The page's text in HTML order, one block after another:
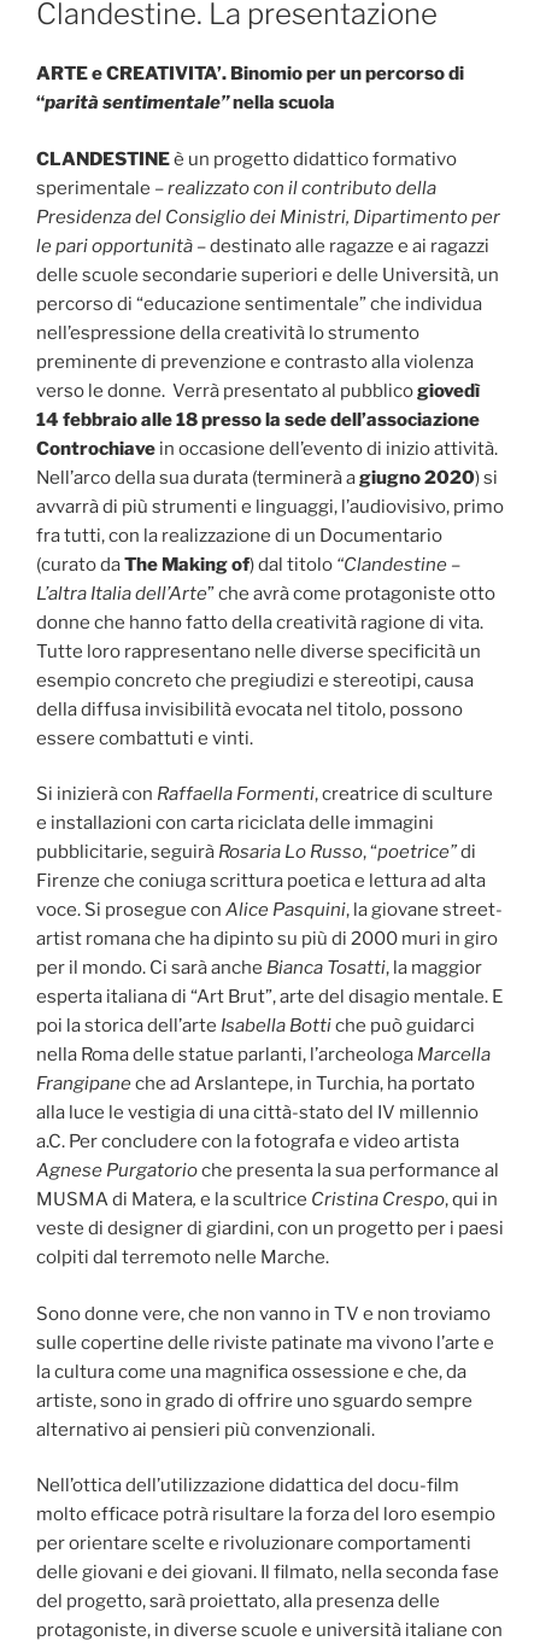
Clandestine. La presentazione
ARTE e CREATIVITA’. Binomio per un percorso di
“parità sentimentale”nella scuola
CLANDESTINEè un progetto didattico formativo
sperimentale –realizzato con il contributo della
Presidenza del Consiglio dei Ministri, Dipartimento per
le pari opportunità –destinato alle ragazze e ai ragazzi
delle scuole secondarie superiori e delle Università, un
percorso di “educazione sentimentale” che individua
nell’espressione della creatività lo strumento
preminente di prevenzione e contrasto alla violenza
verso le donne. Verrà presentato al pubblicogiovedì
14 febbraio alle 18 presso la sede dell’associazione
Controchiave in occasione dell’evento di inizio attività.
Nell’arco della sua durata (terminerà agiugno 2020) si
avvarrà di più strumenti e linguaggi, l’audiovisivo, primo
fra tutti, con la realizzazione di un Documentario
(curato daThe Making of) dal titolo “Clandestine –
L’altra Italia dell’Arte” che avrà come protagoniste otto
donne che hanno fatto della creatività ragione di vita.
Tutte loro rappresentano nelle diverse specificità un
esempio concreto che pregiudizi e stereotipi, causa
della diffusa invisibilità evocata nel titolo, possono
essere combattuti e vinti.
Si inizierà con Raffaella Formenti, creatrice di sculture
e installazioni con carta riciclata delle immagini
pubblicitarie, seguirà Rosaria Lo Russo, “poetrice”di
Firenze che coniuga scrittura poetica e lettura ad alta
voce. Si prosegue con Alice Pasquini, la giovane street-
artist romana che ha dipinto su più di 2000 muri in giro
per il mondo. Ci sarà anche Bianca Tosatti, la maggior
esperta italiana di “Art Brut”, arte del disagio mentale. E
poi la storica dell’arte Isabella Bottiche può guidarci
nella Roma delle statue parlanti, l’archeologa Marcella
Frangipaneche ad Arslantepe, in Turchia, ha portato
alla luce le vestigia di una città-stato del IV millennio
a.C. Per concludere con la fotografa e video artista
Agnese Purgatorioche presenta la sua performance al
MUSMA di Matera, e la scultrice Cristina Crespo, qui in
veste di designer di giardini, con un progetto per i paesi
colpiti dal terremoto nelle Marche.
Sono donne vere, che non vanno in TV e non troviamo
sulle copertine delle riviste patinate ma vivono l’arte e
la cultura come una magnifica ossessione e che, da
artiste, sono in grado di offrire uno sguardo sempre
alternativo ai pensieri più convenzionali.
Nell’ottica dell’utilizzazione didattica del docu-film
molto efficace potrà risultare la forza del loro esempio
per orientare scelte e rivoluzionare comportamenti
delle giovani e dei giovani. Il filmato, nella seconda fase
del progetto, sarà proiettato, alla presenza delle
protagoniste, in diverse scuole e università italiane con